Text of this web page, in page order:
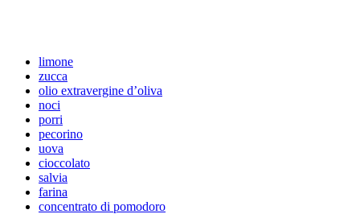
limone
zucca
olio extravergine d’oliva
noci
porri
pecorino
uova
cioccolato
salvia
farina
concentrato di pomodoro